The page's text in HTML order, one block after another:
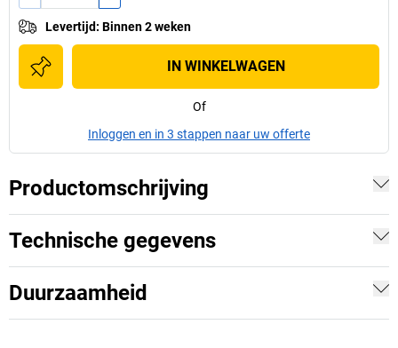
Levertijd: Binnen 2 weken
IN WINKELWAGEN
Of
Inloggen en in 3 stappen naar uw offerte
Productomschrijving
Technische gegevens
Duurzaamheid